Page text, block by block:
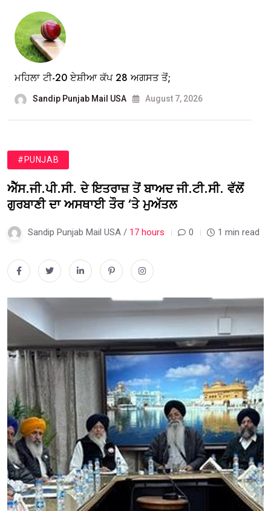
ਮਹਿਲਾ ਟੀ-20 ਏਸ਼ੀਆ ਕੱਪ 28 ਅਗਸਤ ਤੋਂ;
Sandip Punjab Mail USA August 7, 2026
#PUNJAB
ਐੱਸ.ਜੀ.ਪੀ.ਸੀ. ਦੇ ਇਤਰਾਜ਼ ਤੋਂ ਬਾਅਦ ਜੀ.ਟੀ.ਸੀ. ਵੱਲੋਂ
ਗੁਰਬਾਣੀ ਦਾ ਅਸਥਾਈ ਤੌਰ ‘ਤੇ ਮੁਅੱਤਲ
Sandip Punjab Mail USA / 17 hours 0 1 min read